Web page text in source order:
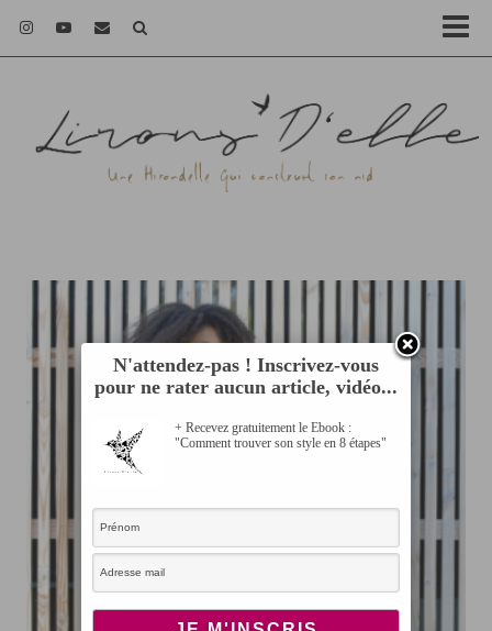
N'attendez-pas ! Inscrivez-vous
pour ne rater aucun article, vidéo...
+ Recevez gratuitement le Ebook :
"Comment trouver son style en 8 étapes"